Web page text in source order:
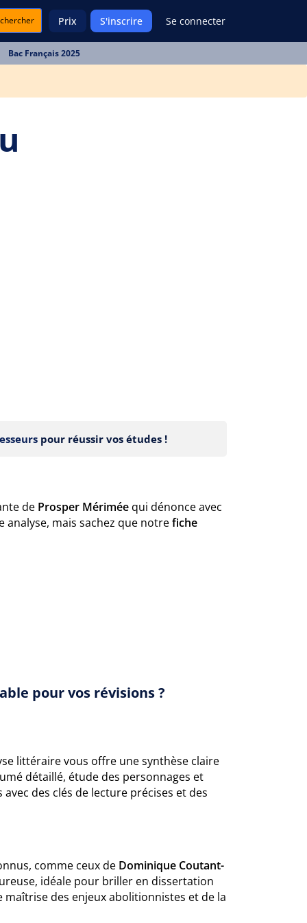
Prix S'inscrire Se connecter
Bac Français 2025
pour réussir vos études !
de Prosper Mérimée qui dénonce avec
mais sachez que notrefiche
pour vos révisions ?
littéraire vous offre une synthèse claire
détaillé, étude des personnages et
des clés de lecture précises et des
comme ceux de Dominique Coutant-
idéale pour briller en dissertation
des enjeux abolitionnistes et de la